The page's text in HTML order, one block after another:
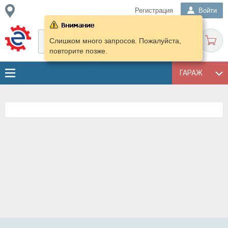
Регистрация Войти
ГАРАЖ
Слишком много запросов. Пожалуйста,
повторите позже.